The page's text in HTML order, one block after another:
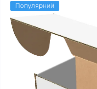
Популярний